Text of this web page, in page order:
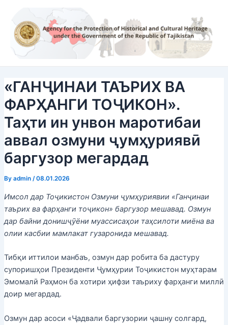
content
«ГАНҶИНАИ ТАЪРИХ ВА
ФАРҲАНГИ ТОҶИКОН».
Таҳти ин унвон маротибаи
аввал озмуни ҷумҳуриявӣ
баргузор мегардад
By admin /08.01.2026
Имсол дар Тоҷикистон Озмуни ҷумҳуриявии «Ганҷинаи
таърих ва фарҳанги тоҷикон» баргузор мешавад. Озмун
дар байни донишҷӯёни муассисаҳои таҳсилоти миёна ва
олии касбии мамлакат гузаронида мешавад.
Тибқи иттилои манбаъ, озмун дар робита ба дастуру
супоришҳои Президенти Ҷумҳурии Тоҷикистон муҳтарам
Эмомалӣ Раҳмон ба хотири ҳифзи таъриху фарҳанги миллӣ
доир мегардад.
Озмун дар асоси «Ҷадвали баргузории ҷашну солгард,